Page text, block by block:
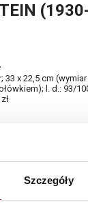
Szczegóły
33 x 22,5 cm
l. d.: 93/